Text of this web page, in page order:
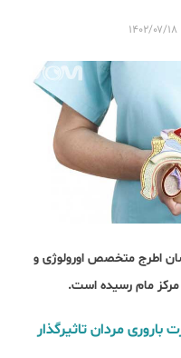
۱۴۰۲/۰۷/۱۸
اطرج متخصص اورولوژی و
مام رسیده است.
مردان تاثیرگذار